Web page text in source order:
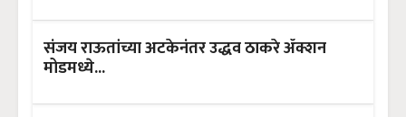
संजय राऊतांच्या अटकेनंतर उद्धव ठाकरे ॲक्शन
मोडमध्ये...